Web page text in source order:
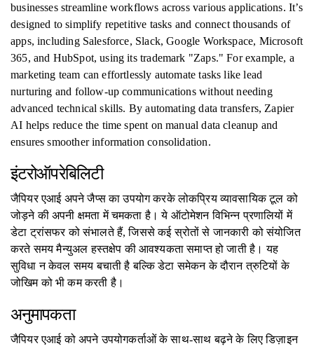
businesses streamline workflows across various applications. It’s
designed to simplify repetitive tasks and connect thousands of
apps, including Salesforce, Slack, Google Workspace, Microsoft
365, and HubSpot, using its trademark "Zaps." For example, a
marketing team can effortlessly automate tasks like lead
nurturing and follow-up communications without needing
advanced technical skills. By automating data transfers, Zapier
AI helps reduce the time spent on manual data cleanup and
ensures smoother information consolidation.
इंटरोऑपरेबिलिटी
जैपियर एआई अपने जैप्स का उपयोग करके लोकप्रिय व्यावसायिक टूल को
जोड़ने की अपनी क्षमता में चमकता है। ये ऑटोमेशन विभिन्न प्रणालियों में
डेटा ट्रांसफर को संभालते हैं, जिससे कई स्रोतों से जानकारी को संयोजित
करते समय मैन्युअल हस्तक्षेप की आवश्यकता समाप्त हो जाती है। यह
सुविधा न केवल समय बचाती है बल्कि डेटा समेकन के दौरान त्रुटियों के
जोखिम को भी कम करती है।
अनुमापकता
जैपियर एआई को अपने उपयोगकर्ताओं के साथ-साथ बढ़ने के लिए डिज़ाइन